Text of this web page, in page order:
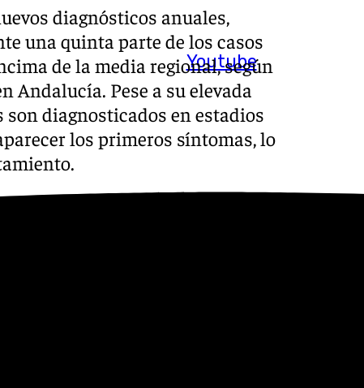
Youtube
diagnósticos anuales,
una quinta parte de los casos
de la media regional, según
Andalucía. Pese a su elevada
son diagnosticados en estadios
los primeros síntomas, lo
cáncer de pulmón
con un pronóstico muy
jefe del Servicio de